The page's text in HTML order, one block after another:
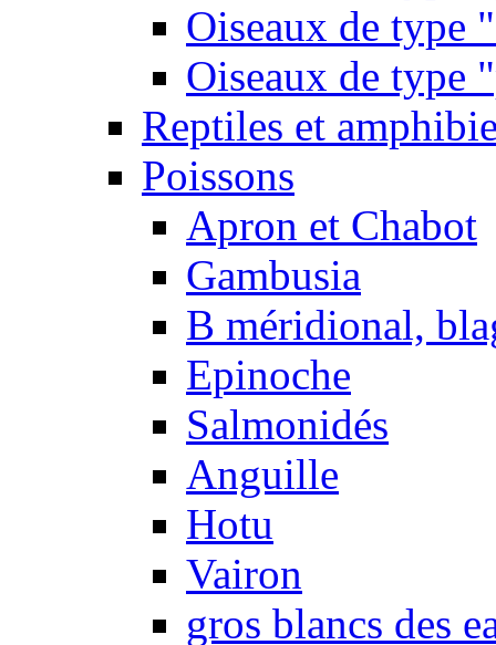
Oiseaux de type
Oiseaux de type
Reptiles et
Poissons
Apron et Chabot
Gambusia
B méridional,
Epinoche
Salmonidés
Anguille
Hotu
Vairon
gros blancs des